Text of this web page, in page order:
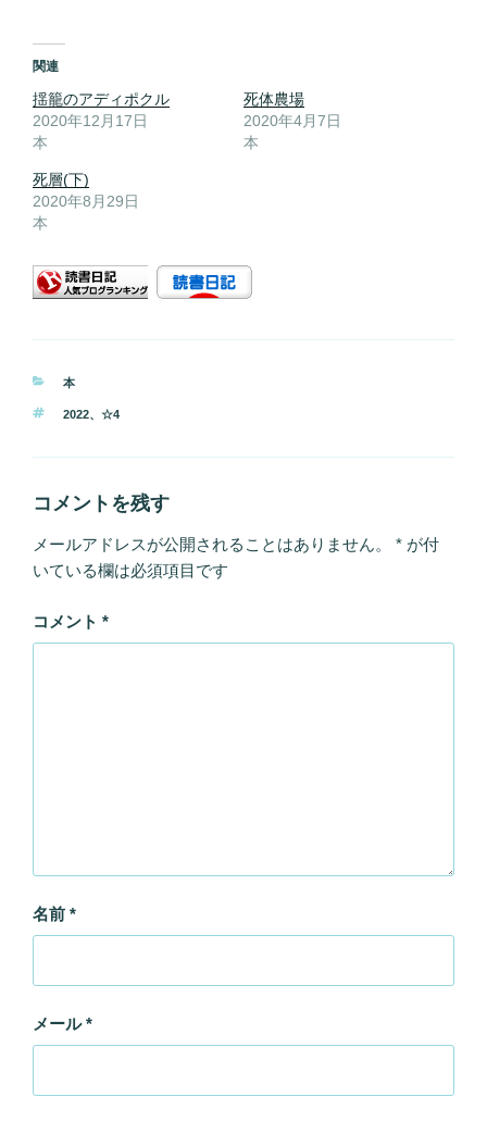
関連
揺籠のアディポクル
2020年12月17日
本
死体農場
2020年4月7日
本
死層(下)
2020年8月29日
本
カ
ゴ
ー
本
タ
2022、 ☆4
コメントを残す
メールアドレスが公開されることはありません。 * が付
いている欄は必須項目です
コメント *
名前 *
メール*